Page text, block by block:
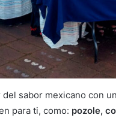
sabor mexicano con
para ti, como: pozole,